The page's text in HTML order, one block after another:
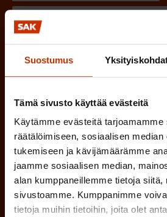
Suostumus
Tämä sivusto käyttää evästeitä
Käytämme evästeitä
räätälöimiseen, sosiaalisen median
tukemiseen ja kävijämäärämme
jaamme sosiaalisen median,
alan kumppaneillemme tietoja siitä,
sivustoamme. Kumppanimme
tietoja muihin tietoihin, joita olet
)
MUU KIINNOSTUS
SUOMI RUOTSI
Hyväksyn tietojeni
SAK:n viestintärekisterin